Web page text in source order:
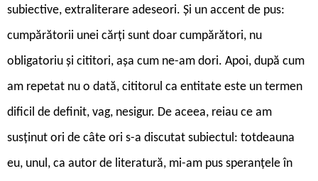
subiective, extraliterare adeseori. Și un accent de pus:
cumpărătorii unei cărți sunt doar cumpărători, nu
obligatoriu și cititori, așa cum ne-am dori. Apoi, după cum
am repetat nu o dată, cititorul ca entitate este un termen
dificil de definit, vag, nesigur. De aceea, reiau ce am
susținut ori de câte ori s-a discutat subiectul: totdeauna
eu, unul, ca autor de literatură, mi-am pus speranțele în